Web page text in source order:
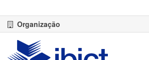
Organização